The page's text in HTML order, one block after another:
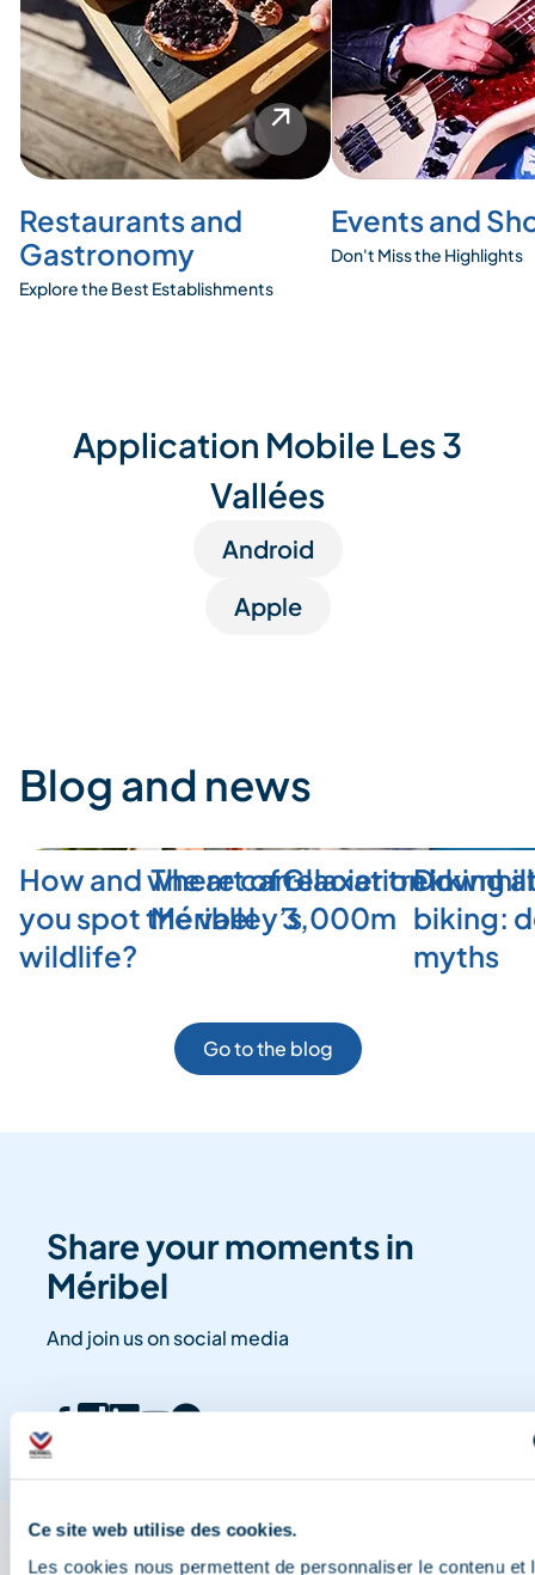
Ce site web utilise des cookies.
Les cookies nous permettent de personnaliser le contenu et
Restaurants and
Gastronomy
Explore the Best Establishments
Events and
Don't Miss the Highlights
Application Mobile Les 3
Vallées
Android
Apple
Blog and news
How and where can
you spot the valley’s
wildlife?
The art of relaxation in
Méribel
Glacier trekking
3,000m biking:
myths
Go to the blog
Share your moments in
Méribel
And join us on social media